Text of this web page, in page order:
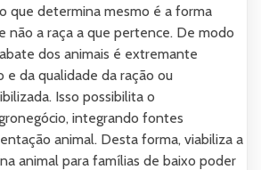
que determina mesmo é a forma
não a raça a que pertence. De modo
dos animais é extremante
da qualidade da ração ou
Isso possibilita o
integrando fontes
animal. Desta forma, viabiliza a
animal para famílias de baixo poder